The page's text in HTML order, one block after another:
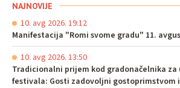
NAJNOVIJE
10. avg 2026. 19:12
Manifestacija "Romi svome gradu" 11.
10. avg 2026. 13:50
Tradicionalni prijem kod gradonačelnika za
festivala: Gosti zadovoljni gostoprimstvom